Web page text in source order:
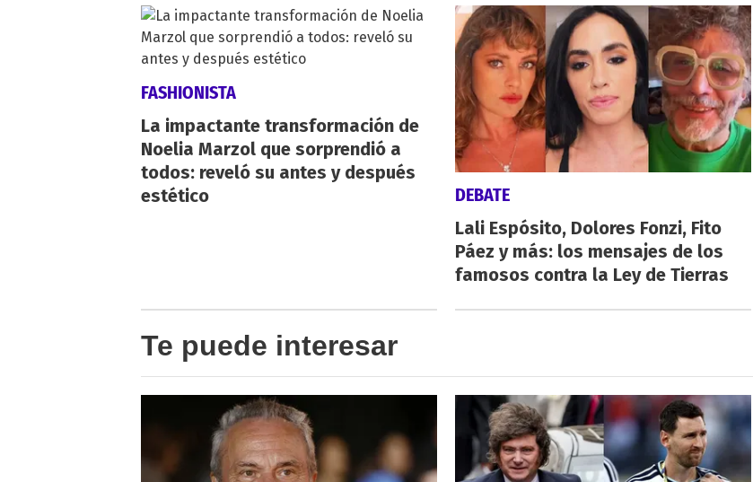
FASHIONISTA
La impactante transformación de
Noelia Marzol que sorprendió a
todos: reveló su antes y después
estético
DEBATE
Lali Espósito, Dolores Fonzi, Fito
Páez y más: los mensajes de los
famosos contra la Ley de Tierras
Te puede interesar